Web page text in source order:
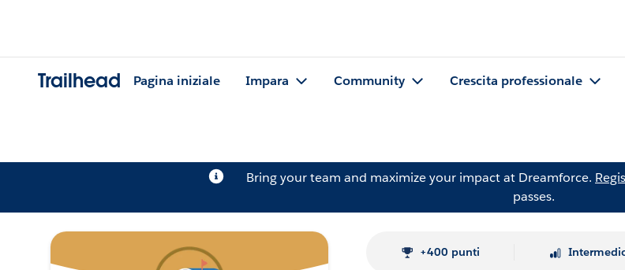
Trailhead Pagina iniziale Impara Community Crescita professionale
Bring your team and maximize your impact at Dreamforce.
passes.
+400 punti